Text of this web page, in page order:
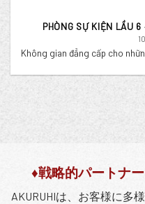
PHÒNG SỰ KIỆN LẦU 6
Không gian đẳng cấp cho
♦戦略的パートナ
AKURUHIは、お客様に多